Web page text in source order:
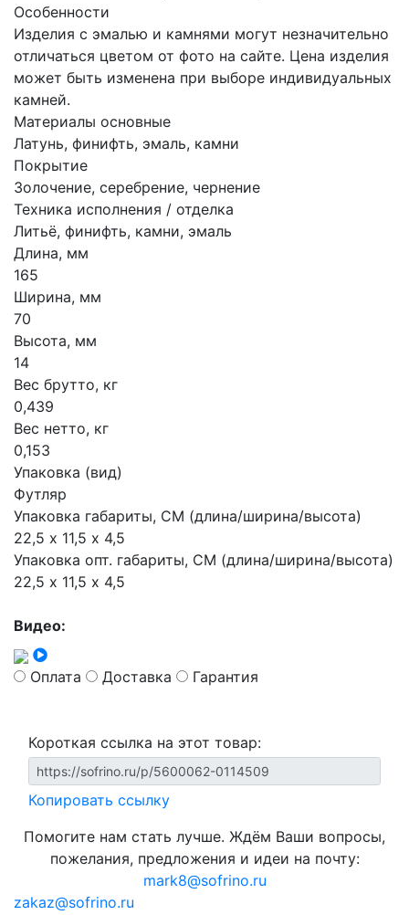
Особенности
Изделия с эмалью и камнями могут незначительно
отличаться цветом от фото на сайте. Цена изделия
может быть изменена при выборе индивидуальных
камней.
Материалы основные
Латунь, финифть, эмаль, камни
Покрытие
Золочение, серебрение, чернение
Техника исполнения / отделка
Литьё, финифть, камни, эмаль
Длина, мм
165
Ширина, мм
70
Высота, мм
14
Вес брутто, кг
0,439
Вес нетто, кг
0,153
Упаковка (вид)
Футляр
Упаковка габариты, СМ (длина/ширина/высота)
22,5 х 11,5 х 4,5
Упаковка опт. габариты, СМ (длина/ширина/высота)
22,5 х 11,5 х 4,5
Видео:
Оплата Доставка Гарантия
Короткая ссылка на этот товар:
Копировать ссылку
Помогите нам стать лучше. Ждём Ваши вопросы,
пожелания, предложения и идеи на почту:
mark8@sofrino.ru
zakaz@sofrino.ru